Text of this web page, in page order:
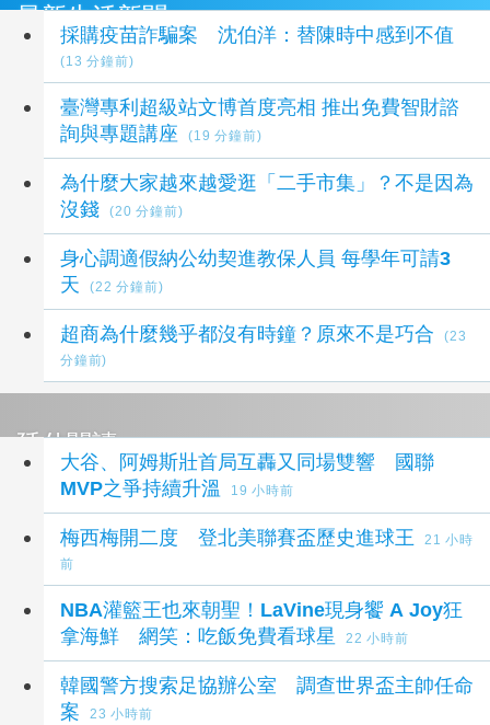
最新生活新聞
採購疫苗詐騙案 沈伯洋：替陳時中感到不值
(13 分鐘前)
臺灣專利超級站文博首度亮相 推出免費智財諮
詢與專題講座
(19 分鐘前)
為什麼大家越來越愛逛「二手市集」？不是因為
沒錢
(20 分鐘前)
身心調適假納公幼契進教保人員 每學年可請3
天
(22 分鐘前)
超商為什麼幾乎都沒有時鐘？原來不是巧合
(23
分鐘前)
延伸閱讀
大谷、阿姆斯壯首局互轟又同場雙響 國聯
MVP之爭持續升溫
19 小時前
梅西梅開二度 登北美聯賽盃歷史進球王
21 小時
前
NBA灌籃王也來朝聖！LaVine現身饗 A Joy狂
拿海鮮 網笑：吃飯免費看球星
22 小時前
韓國警方搜索足協辦公室 調查世界盃主帥任命
案
23 小時前